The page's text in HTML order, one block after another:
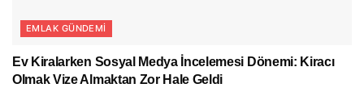
EMLAK GÜNDEMI
Ev Kiralarken Sosyal Medya İncelemesi Dönemi: Kiracı
Olmak Vize Almaktan Zor Hale Geldi